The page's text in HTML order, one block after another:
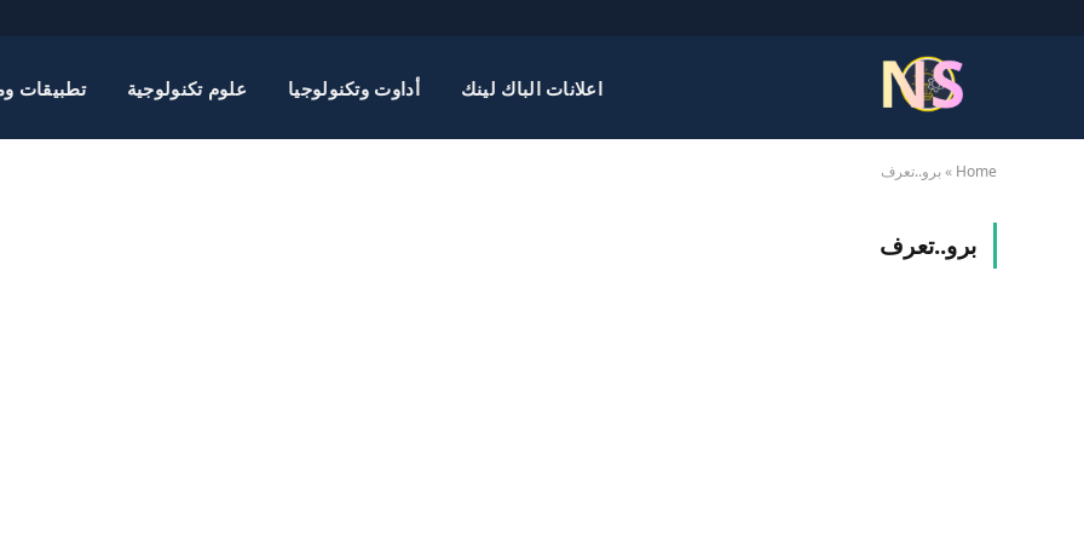
اعلانات الباك لينك أداوت وتكنولوجيا علوم تكنولوجية تطبيقات
Home
»برو..تعرف
برو..تعرف